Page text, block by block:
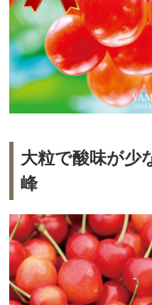
大粒で酸味が少
峰